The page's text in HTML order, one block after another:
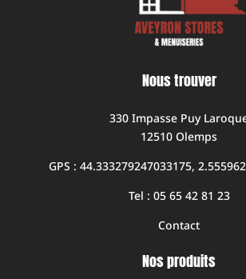
Nous trouver
330 Impasse Puy
12510 Olemps
GPS : 44.333279247033175,
Tel : 05 65 42 81 23
Contact
Nos produits